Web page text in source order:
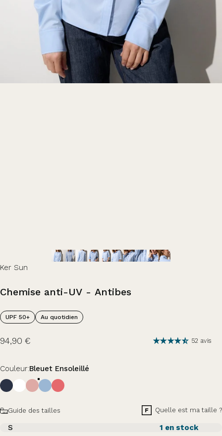
Ker Sun
Chemise anti-UV - Antibes
UPF 50+ Au quotidien
94,90 € 52 avis
Couleur
Couleur:Bleuet Ensoleillé
TailleGuide des tailles Quelle est ma taille ?
S 1 en stock